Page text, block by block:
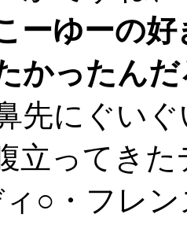
ーゆーの
かったん
先にぐい
立ってき
○・フレ